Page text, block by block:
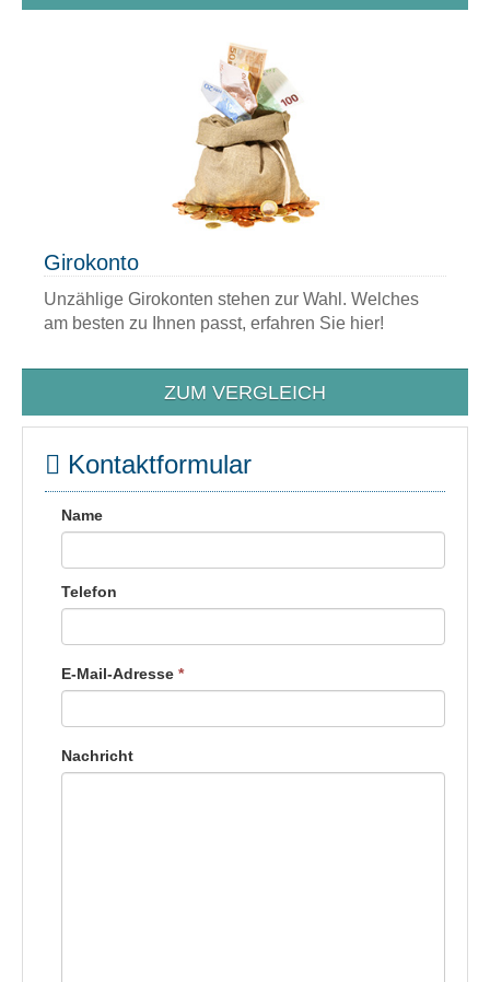
Girokonto
Unzählige Girokonten stehen zur Wahl. Welches
am besten zu Ihnen passt, erfahren Sie hier!
ZUM VERGLEICH
Kontaktformular
Name
Telefon
E-Mail-Adresse *
Nachricht